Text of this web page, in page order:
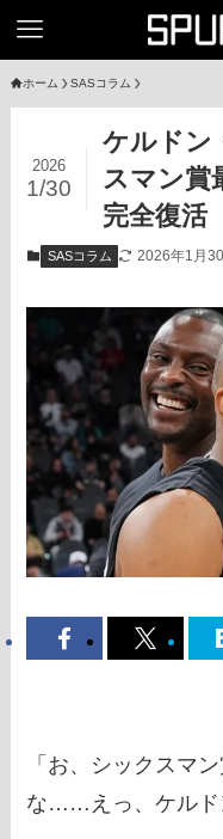
ホーム SASコラム
ケルドン
スマン賞
完全復活
2026
1/30
SASコラム 2026年1月
「お、シックスマ
な……えっ、ケルド